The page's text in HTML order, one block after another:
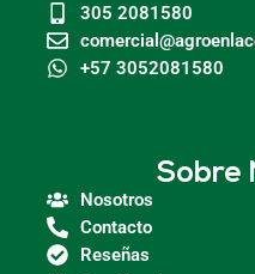
305 2081580
+57 3052081580
Sobre
Nosotros
Contacto
Reseñas